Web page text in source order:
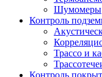
Шумомеры
Контроль
Трассо и
Контроль